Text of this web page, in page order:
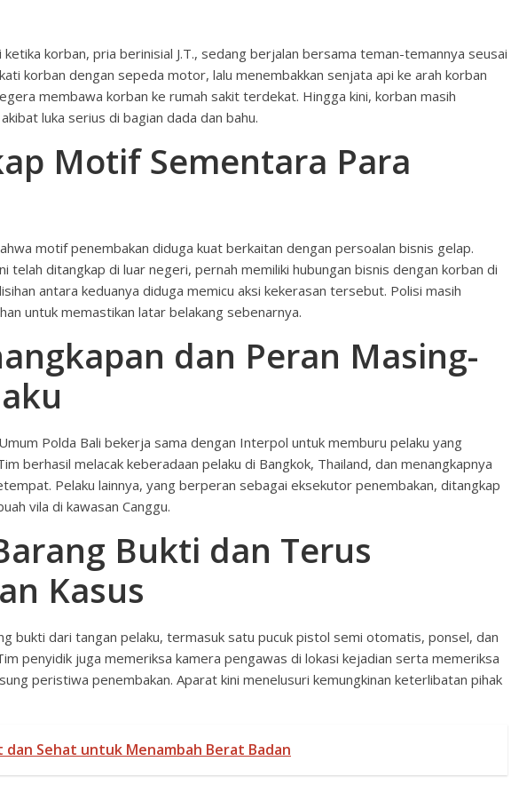
korban, pria berinisial J.T., sedang berjalan bersama teman-temannya seusai
korban dengan sepeda motor, lalu menembakkan senjata api ke arah korban
membawa korban ke rumah sakit terdekat. Hingga kini, korban masih
luka serius di bagian dada dan bahu.
Motif Sementara Para
motif penembakan diduga kuat berkaitan dengan persoalan bisnis gelap.
telah ditangkap di luar negeri, pernah memiliki hubungan bisnis dengan korban di
antara keduanya diduga memicu aksi kekerasan tersebut. Polisi masih
untuk memastikan latar belakang sebenarnya.
dan Peran Masing-
Polda Bali bekerja sama dengan Interpol untuk memburu pelaku yang
berhasil melacak keberadaan pelaku di Bangkok, Thailand, dan menangkapnya
Pelaku lainnya, yang berperan sebagai eksekutor penembakan, ditangkap
vila di kawasan Canggu.
Bukti dan Terus
Kasus
bukti dari tangan pelaku, termasuk satu pucuk pistol semi otomatis, ponsel, dan
penyidik juga memeriksa kamera pengawas di lokasi kejadian serta memeriksa
peristiwa penembakan. Aparat kini menelusuri kemungkinan keterlibatan pihak
dan Sehat untuk Menambah Berat Badan